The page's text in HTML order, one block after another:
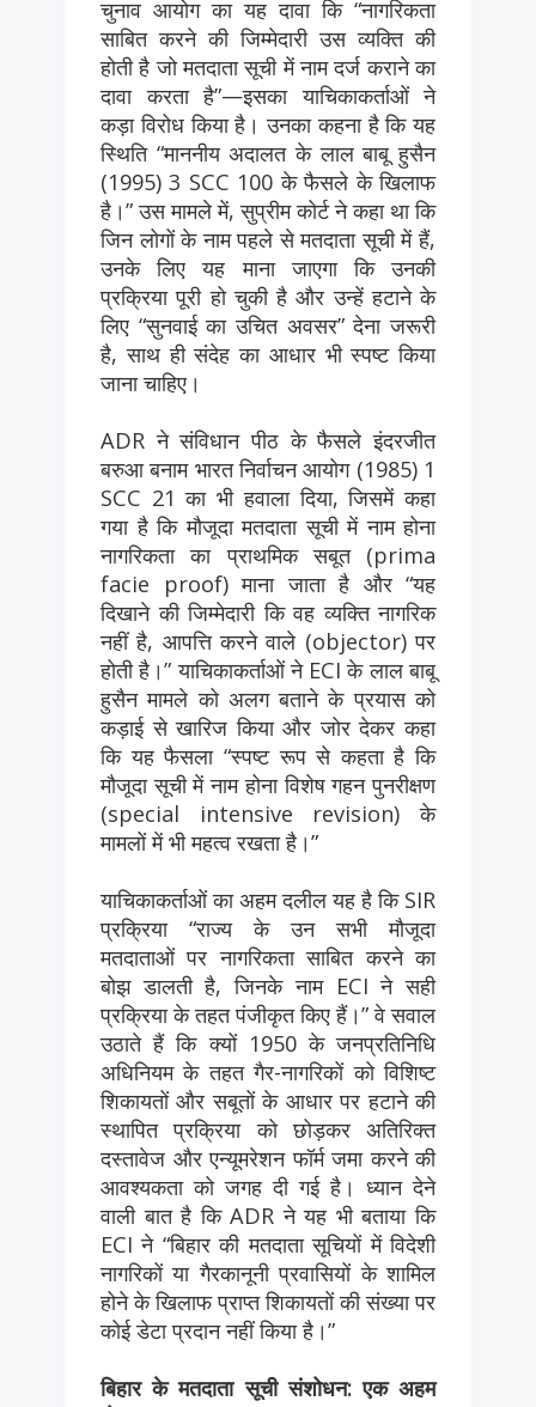
चुनाव आयोग का यह दावा कि “नागरिकता
साबित करने की जिम्मेदारी उस व्यक्ति की
होती है जो मतदाता सूची में नाम दर्ज कराने का
दावा करता है”—इसका याचिकाकर्ताओं ने
कड़ा विरोध किया है। उनका कहना है कि यह
स्थिति “माननीय अदालत के लाल बाबू हुसैन
(1995) 3 SCC 100 के फैसले के खिलाफ
है।” उस मामले में, सुप्रीम कोर्ट ने कहा था कि
जिन लोगों के नाम पहले से मतदाता सूची में हैं,
उनके लिए यह माना जाएगा कि उनकी
प्रक्रिया पूरी हो चुकी है और उन्हें हटाने के
लिए “सुनवाई का उचित अवसर” देना जरूरी
है, साथ ही संदेह का आधार भी स्पष्ट किया
जाना चाहिए।
ADR ने संविधान पीठ के फैसले इंदरजीत
बरुआ बनाम भारत निर्वाचन आयोग (1985) 1
SCC 21 का भी हवाला दिया, जिसमें कहा
गया है कि मौजूदा मतदाता सूची में नाम होना
नागरिकता का प्राथमिक सबूत (prima
facie proof) माना जाता है और “यह
दिखाने की जिम्मेदारी कि वह व्यक्ति नागरिक
नहीं है, आपत्ति करने वाले (objector) पर
होती है।” याचिकाकर्ताओं ने ECI के लाल बाबू
हुसैन मामले को अलग बताने के प्रयास को
कड़ाई से खारिज किया और जोर देकर कहा
कि यह फैसला “स्पष्ट रूप से कहता है कि
मौजूदा सूची में नाम होना विशेष गहन पुनरीक्षण
(special intensive revision) के
मामलों में भी महत्व रखता है।”
याचिकाकर्ताओं का अहम दलील यह है कि SIR
प्रक्रिया “राज्य के उन सभी मौजूदा
मतदाताओं पर नागरिकता साबित करने का
बोझ डालती है, जिनके नाम ECI ने सही
प्रक्रिया के तहत पंजीकृत किए हैं।” वे सवाल
उठाते हैं कि क्यों 1950 के जनप्रतिनिधि
अधिनियम के तहत गैर-नागरिकों को विशिष्ट
शिकायतों और सबूतों के आधार पर हटाने की
स्थापित प्रक्रिया को छोड़कर अतिरिक्त
दस्तावेज और एन्यूमरेशन फॉर्म जमा करने की
आवश्यकता को जगह दी गई है। ध्यान देने
वाली बात है कि ADR ने यह भी बताया कि
ECI ने “बिहार की मतदाता सूचियों में विदेशी
नागरिकों या गैरकानूनी प्रवासियों के शामिल
होने के खिलाफ प्राप्त शिकायतों की संख्या पर
कोई डेटा प्रदान नहीं किया है।”
बिहार के मतदाता सूची संशोधन: एक अहम